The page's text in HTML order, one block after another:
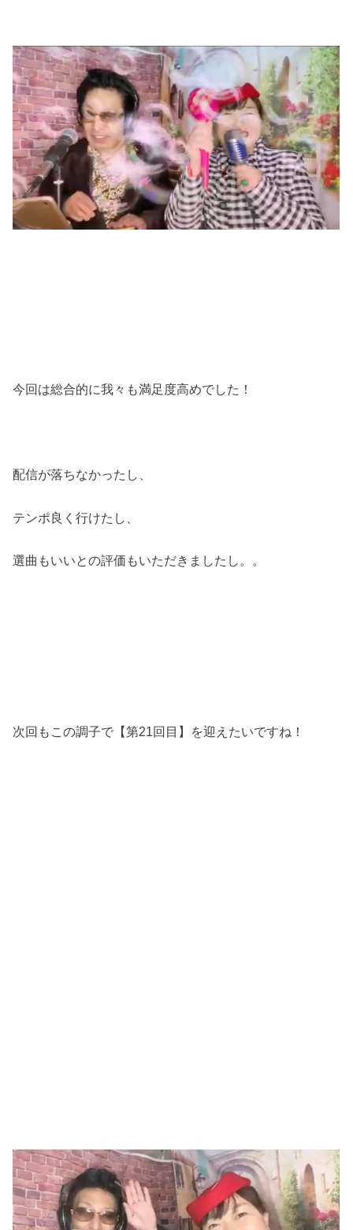
今回は総合的に我々も満足度高めでした！
配信が落ちなかったし、
テンポ良く行けたし、
選曲もいいとの評価もいただきましたし。。
次回もこの調子で【第21回目】を迎えたいですね！